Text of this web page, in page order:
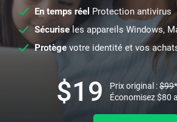
En temps réel Protection antivirus
Sécuriseles appareils Windows,
Protège votre identité et vos
$19 Prix original :$99*
Économisez$80